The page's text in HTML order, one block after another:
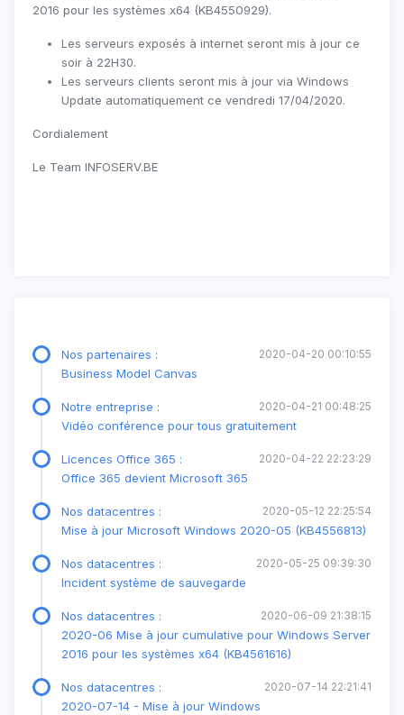
2016 pour les systèmes x64 (KB4550929).
Les serveurs exposés à internet seront mis à jour ce
soir à 22H30.
Les serveurs clients seront mis à jour via Windows
Update automatiquement ce vendredi 17/04/2020.
Cordialement
Le Team INFOSERV.BE
2020-04-20 00:10:55
Nos partenaires :
Business Model Canvas
2020-04-21 00:48:25
Notre entreprise :
Vidéo conférence pour tous gratuitement
2020-04-22 22:23:29
Licences Office 365 :
Office 365 devient Microsoft 365
2020-05-12 22:25:54
Nos datacentres :
Mise à jour Microsoft Windows 2020-05 (KB4556813)
2020-05-25 09:39:30
Nos datacentres :
Incident système de sauvegarde
2020-06-09 21:38:15
Nos datacentres :
2020-06 Mise à jour cumulative pour Windows Server
2016 pour les systèmes x64 (KB4561616)
2020-07-14 22:21:41
Nos datacentres :
2020-07-14 - Mise à jour Windows